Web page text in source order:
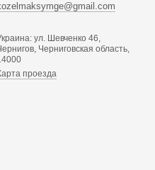
ул. Шевченко 46,
Черниговская область,
проезда